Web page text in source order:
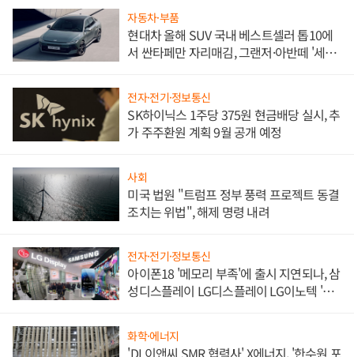
자동차·부품
현대차 올해 SUV 국내 베스트셀러 톱10에
서 싼타페만 자리매김, 그랜저·아반떼 '세단
전자·전기·정보통신
SK하이닉스 1주당 375원 현금배당 실시, 추
가 주주환원 계획 9월 공개 예정
사회
미국 법원 "트럼프 정부 풍력 프로젝트 동결
조치는 위법", 해제 명령 내려
전자·전기·정보통신
아이폰18 '메모리 부족'에 출시 지연되나, 삼
성디스플레이 LG디스플레이 LG이노텍 '탈
화학·에너지
'DL이앤씨 SMR 협력사' X에너지, '한수원 포